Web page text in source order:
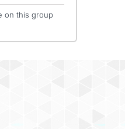
on this group